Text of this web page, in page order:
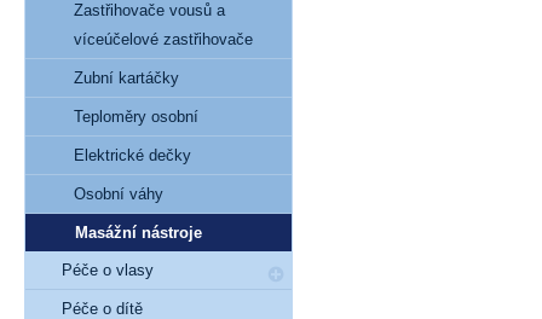
Zastřihovače vousů a
víceúčelové zastřihovače
Zubní kartáčky
Teploměry osobní
Elektrické dečky
Osobní váhy
Masážní nástroje
Péče o vlasy
Péče o dítě